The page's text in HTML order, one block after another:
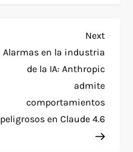
Next
Post
Next
Alarmas en la industria
de la IA: Anthropic
admite
comportamientos
peligrosos en Claude 4.6